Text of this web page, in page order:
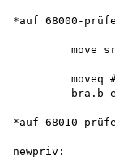
*auf 68000-
move
moveq
bra.b
*auf 68010
newpriv: